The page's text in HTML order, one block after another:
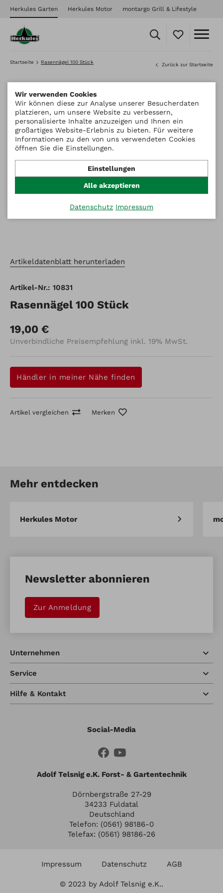
Herkules Garten Herkules Motor montargo Grill & Lifestyle
Startseite Rasennägel 100 Stück Zurück zur Startseite
Artikeldatenblatt herunterladen
Artikel-Nr.: 10831
Rasennägel 100 Stück
19,00 €
Unverbindliche Preisempfehlung inkl. 19% MwSt.
Händler in meiner Nähe finden
Artikel vergleichen Merken
Rasennägel 100 Stück
Mehr entdecken
Herkules Motor
Newsletter abonnieren
Zur Anmeldung
Unternehmen
Service
Hilfe & Kontakt
Social-Media
Adolf Telsnig e.K. Forst- & Gartentechnik
Dörnbergstraße 27-29
34233 Fuldatal
Deutschland
Telefon: (0561) 98186-0
Telefax: (0561) 98186-26
Impressum Datenschutz AGB
© 2023 by Adolf Telsnig e.K..
Wir verwenden Cookies
Wir können diese zur Analyse unserer Besucherdaten
platzieren, um unsere Website zu verbessern,
personalisierte Inhalte anzuzeigen und Ihnen ein
großartiges Website-Erlebnis zu bieten. Für weitere
Informationen zu den von uns verwendeten Cookies
öffnen Sie die Einstellungen.
Einstellungen
Alle akzeptieren
Datenschutz Impressum